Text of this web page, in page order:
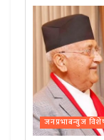
जनप्रभाबन्युज